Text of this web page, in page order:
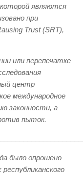
являются
при
Trust (SRT),
или перепечатке
центр
международное
законности, а
пыток.
было опрошено